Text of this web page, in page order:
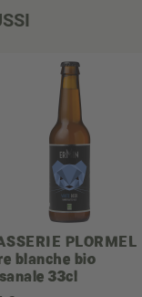
PLORMEL
blanche bio
33cl